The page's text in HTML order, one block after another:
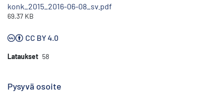
konk_2015_2016-06-08_sv.pdf
69.37 KB
CC BY 4.0
Lataukset 58
Pysyvä osoite